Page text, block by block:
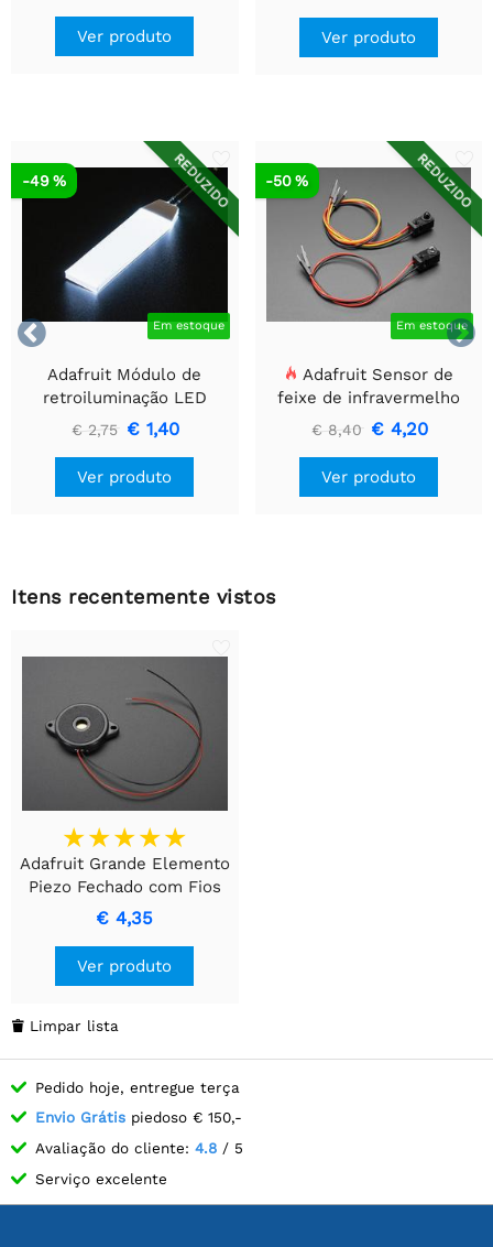
Ver produto Ver produto


REDUZIDO
Em estoque
-49 %
Adafruit Módulo de
retroiluminação LED
branco - Pequeno 12 mm
x 40 mm
€ 2,75 € 1,40
Ver produto
REDUZIDO
Em estoque
-50 %
Adafruit Sensor de
feixe de infravermelho
com extremidades de
cabeçalho de fio premium
- LEDs de 5 mm
€ 8,40 € 4,20
Ver produto
Itens recentemente vistos
Adafruit Grande Elemento
Piezo Fechado com Fios
€ 4,35
Ver produto
 Limpar lista
Pedido hoje, entregue terça
Envio Grátis piedoso € 150,-
Avaliação do cliente: 4.8 / 5
Serviço excelente